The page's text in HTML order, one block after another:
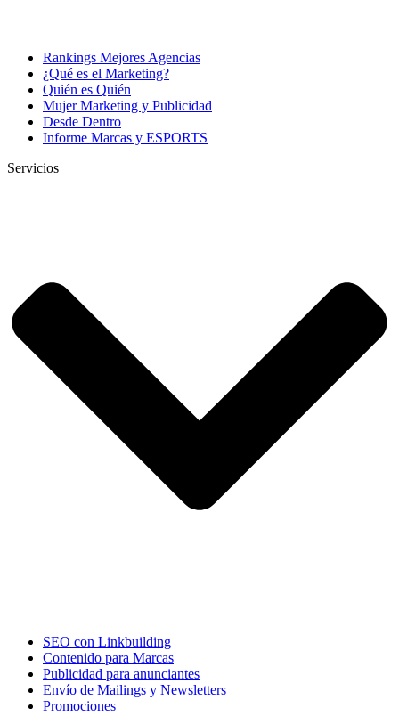
Rankings Mejores Agencias
¿Qué es el Marketing?
Quién es Quién
Mujer Marketing y Publicidad
Desde Dentro
Informe Marcas y ESPORTS
Servicios
SEO con Linkbuilding
Contenido para Marcas
Publicidad para anunciantes
Envío de Mailings y Newsletters
Promociones